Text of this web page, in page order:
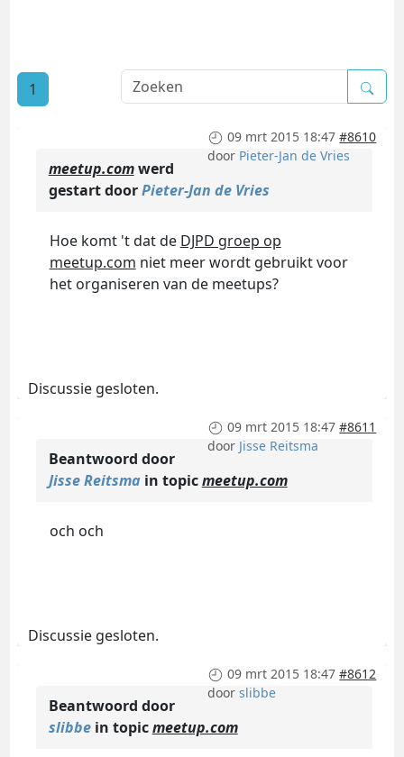
1
09 mrt 2015 18:47 #8610
door Pieter-Jan de Vries
meetup.comwerd
gestart doorPieter-Jan de Vries
Hoe komt 't dat de DJPD groep op
meetup.com niet meer wordt gebruikt voor
het organiseren van de meetups?
Discussie gesloten.
09 mrt 2015 18:47 #8611
door Jisse Reitsma
Beantwoord door
Jisse Reitsma in topicmeetup.com
och och
Discussie gesloten.
09 mrt 2015 18:47 #8612
doorslibbe
Beantwoord door
slibbein topicmeetup.com